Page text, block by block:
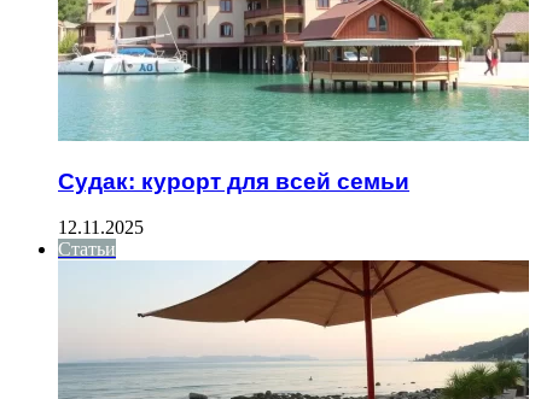
Судак: курорт для всей семьи
12.11.2025
Статьи